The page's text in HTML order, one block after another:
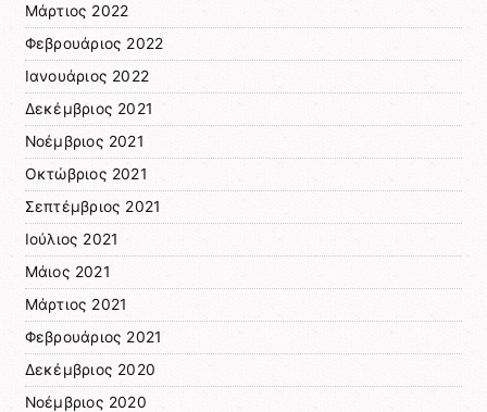
Μάρτιος 2022
Φεβρουάριος 2022
Ιανουάριος 2022
Δεκέμβριος 2021
Νοέμβριος 2021
Οκτώβριος 2021
Σεπτέμβριος 2021
Ιούλιος 2021
Μάιος 2021
Μάρτιος 2021
Φεβρουάριος 2021
Δεκέμβριος 2020
Νοέμβριος 2020